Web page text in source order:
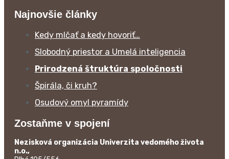
Najnovšie články
Kedy mlčať a kedy hovoriť…
Slobodný priestor a Umelá inteligencia
Prirodzená štruktúra spoločnosti
Špirála, či kruh?
Osudový omyl pyramídy
Zostaňme v spojení
Nezisková organizácia Univerzita vedomého života
n.o.,